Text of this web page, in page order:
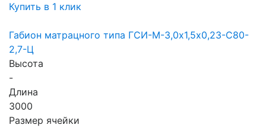
Купить в 1 клик
Габион матрацного типа ГCИ-М-3,0х1,5х0,23-С80-
2,7-Ц
Высота
-
Длина
3000
Размер ячейки